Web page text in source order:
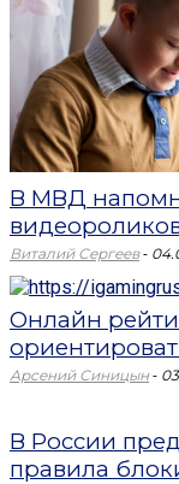
В МВД
Виталий Сергеев -
Онлайн
Арсений Синицын -
В России
правила